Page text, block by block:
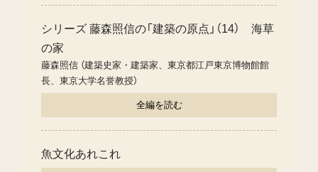
シリーズ 藤森照信の「建築の原点」（14） 海草
の家
藤森照信 （建築史家・建築家、東京都江戸東京博物館館
長、東京大学名誉教授）
全編を読む
魚文化あれこれ